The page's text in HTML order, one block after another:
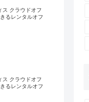
ス クラウドオフ
るレンタルオフ
ス クラウドオフ
るレンタルオフ